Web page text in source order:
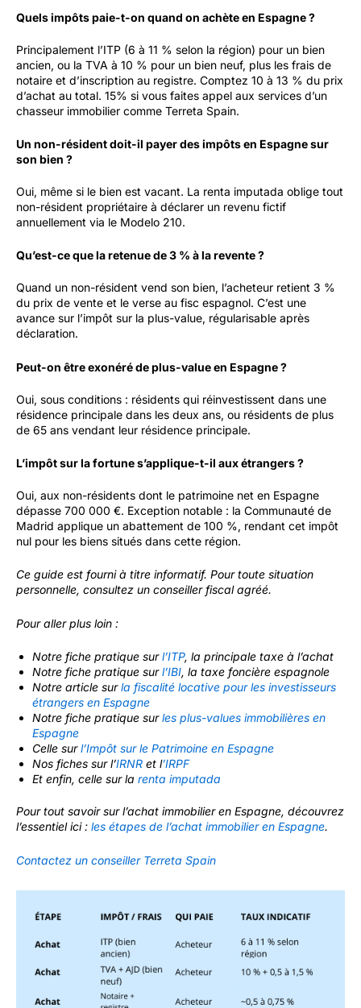
Quels impôts paie-t-on quand on achète en Espagne ?
Principalement l’ITP (6 à 11 % selon la région) pour un bien
ancien, ou la TVA à 10 % pour un bien neuf, plus les frais de
notaire et d’inscription au registre. Comptez 10 à 13 % du prix
d’achat au total. 15% si vous faites appel aux services d’un
chasseur immobilier comme Terreta Spain.
Un non-résident doit-il payer des impôts en Espagne sur
son bien ?
Oui, même si le bien est vacant. La renta imputada oblige tout
non-résident propriétaire à déclarer un revenu fictif
annuellement via le Modelo 210.
Qu’est-ce que la retenue de 3 % à la revente ?
Quand un non-résident vend son bien, l’acheteur retient 3 %
du prix de vente et le verse au fisc espagnol. C’est une
avance sur l’impôt sur la plus-value, régularisable après
déclaration.
Peut-on être exonéré de plus-value en Espagne ?
Oui, sous conditions : résidents qui réinvestissent dans une
résidence principale dans les deux ans, ou résidents de plus
de 65 ans vendant leur résidence principale.
L’impôt sur la fortune s’applique-t-il aux étrangers ?
Oui, aux non-résidents dont le patrimoine net en Espagne
dépasse 700 000 €. Exception notable : la Communauté de
Madrid applique un abattement de 100 %, rendant cet impôt
nul pour les biens situés dans cette région.
Ce guide est fourni à titre informatif. Pour toute situation
personnelle, consultez un conseiller fiscal agréé.
Pour aller plus loin :
Notre fiche pratique surl’ITP, la principale taxe à l’achat
Notre fiche pratique surl’IBI, la taxe foncière espagnole
Notre article surla fiscalité locative pour les investisseurs
étrangers en Espagne
Notre fiche pratique surles plus-values immobilières en
Espagne
Celle surl’Impôt sur le Patrimoine en Espagne
Nos fiches sur l’IRNR et l’IRPF
Et enfin, celle sur la renta imputada
Pour tout savoir sur l’achat immobilier en Espagne, découvrez
l’essentiel ici : les étapes de l’achat immobilier en Espagne.
Contactez un conseiller Terreta Spain